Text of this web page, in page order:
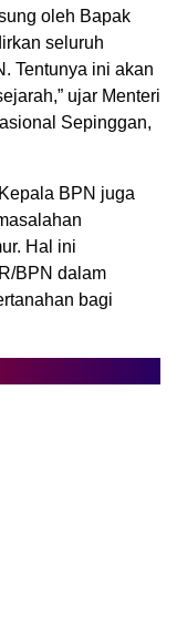
oleh Bapak
seluruh
Tentunya ini akan
ujar Menteri
Sepinggan,
BPN juga
Hal ini
BPN dalam
bagi